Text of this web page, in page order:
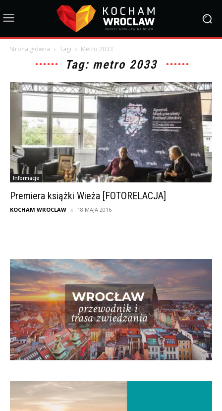
Strona główna Tagi Metro 2033
Tag: metro 2033
Informacje
Premiera książki Wieża [FOTORELACJA]
KOCHAM WROCLAW 18 MAJA 2016